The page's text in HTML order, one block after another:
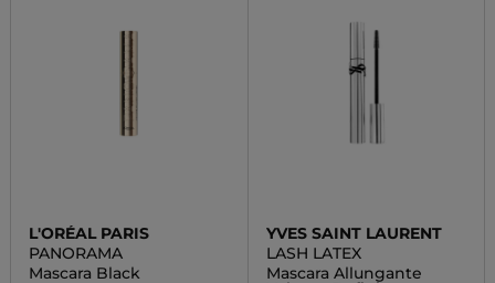
L'ORÉAL PARIS
PANORAMA
Mascara Black
YVES SAINT LAURENT
LASH LATEX
Mascara Allungante